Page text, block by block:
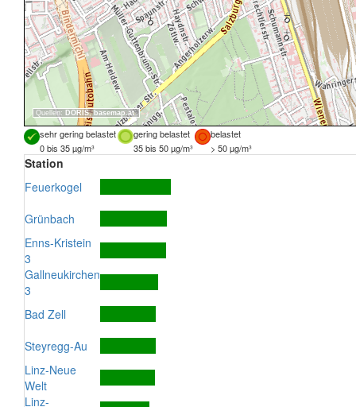
Quellen: DORIS, basemap.at
sehr gering belastet gering belastet
belastet
0 bis 35 µg/m³
35 bis 50 µg/m³ > 50 µg/m³
Station
Feuerkogel
Grünbach
Enns-Kristein
3
Gallneukirchen
3
Bad Zell
Steyregg-Au
Linz-Neue
Welt
Linz-